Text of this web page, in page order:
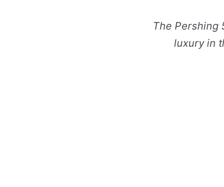
The Pershing
luxury in